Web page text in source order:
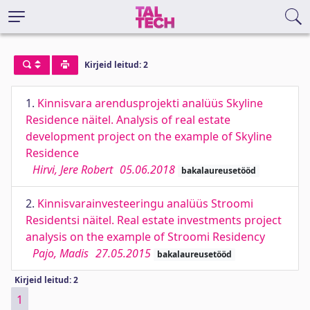
Kirjeid leitud: 2
1. Kinnisvara arendusprojekti analüüs Skyline
Residence näitel. Analysis of real estate
development project on the example of Skyline
Residence
Hirvi, Jere Robert 05.06.2018 bakalaureusetööd
2. Kinnisvarainvesteeringu analüüs Stroomi
Residentsi näitel. Real estate investments project
analysis on the example of Stroomi Residency
Pajo, Madis 27.05.2015 bakalaureusetööd
Kirjeid leitud: 2
1